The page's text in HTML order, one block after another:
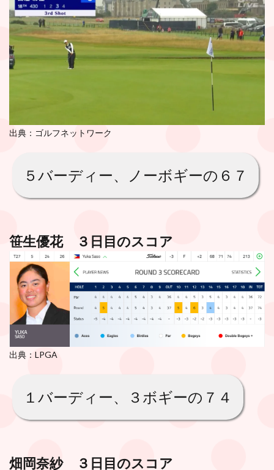
出典： ゴルフネットワーク
５バーディー、ノーボギーの６７
笹生優花 ３日目のスコア
出典：LPGA
１バーディー、３ボギーの７４
畑岡奈紗 ３日目のスコア